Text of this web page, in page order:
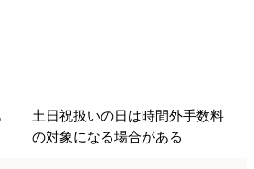
土日祝扱いの日は時間外手数料
の対象になる場合がある